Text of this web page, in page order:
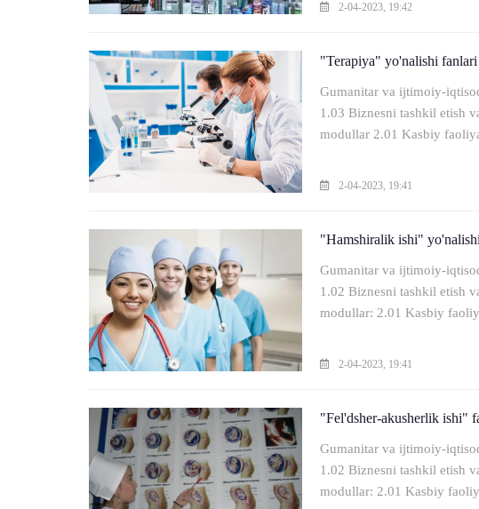
2-04-2023, 19:42
"Terapiya" yo'nalishi fanlari
Gumanitar va ijtimoiy-
1.03 Biznesni tashkil etish
modullar 2.01 Kasbiy
2-04-2023, 19:41
"Hamshiralik ishi"
Gumanitar va ijtimoiy-
1.02 Biznesni tashkil etish
modullar: 2.01 Kasbiy
2-04-2023, 19:41
"Fel'dsher-akusherlik ishi"
Gumanitar va ijtimoiy-
1.02 Biznesni tashkil etish
modullar: 2.01 Kasbiy